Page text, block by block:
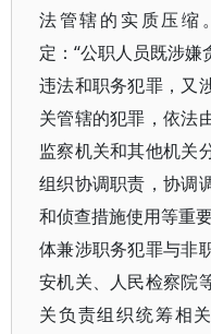
法管辖的实质压缩
定：“公职人员既涉
违法和职务犯罪，又
关管辖的犯罪，依法
监察机关和其他机关
组织协调职责，协调
和侦查措施使用等重
体兼涉职务犯罪与非
安机关、人民检察院
关负责组织统筹相